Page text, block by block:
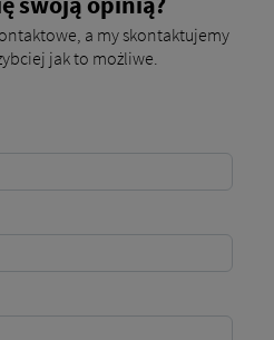
a my skontaktujemy
jak to możliwe.